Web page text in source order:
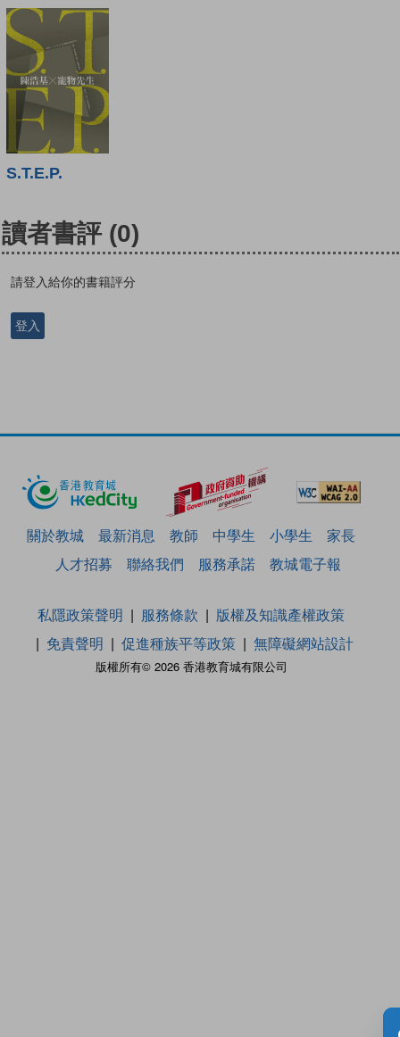
S.T.E.P.
讀者書評 (0)
請登入給你的書籍評分
登入
關於教城 最新消息 教師 中學生 小學生
家長
人才招募
聯絡我們 服務承諾 教城電子報
版權所有© 2026 香港教育城有限公司
私隱政策聲明 服務條款
版權及知識產權政策
免責聲明
促進種族平等政策 無障礙網站設計